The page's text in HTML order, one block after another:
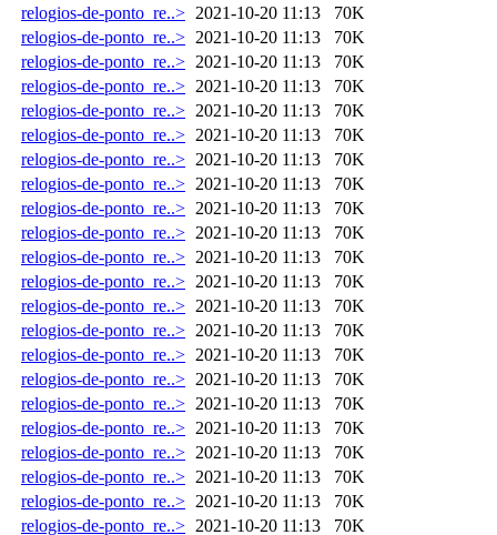
relogios-de-ponto_re..> 2021-10-20 11:13
70K
relogios-de-ponto_re..> 2021-10-20 11:13
70K
relogios-de-ponto_re..> 2021-10-20 11:13
70K
relogios-de-ponto_re..> 2021-10-20 11:13
70K
relogios-de-ponto_re..> 2021-10-20 11:13
70K
relogios-de-ponto_re..> 2021-10-20 11:13
70K
relogios-de-ponto_re..> 2021-10-20 11:13
70K
relogios-de-ponto_re..> 2021-10-20 11:13
70K
relogios-de-ponto_re..> 2021-10-20 11:13
70K
relogios-de-ponto_re..> 2021-10-20 11:13
70K
relogios-de-ponto_re..> 2021-10-20 11:13
70K
relogios-de-ponto_re..> 2021-10-20 11:13
70K
relogios-de-ponto_re..> 2021-10-20 11:13
70K
relogios-de-ponto_re..> 2021-10-20 11:13
70K
relogios-de-ponto_re..> 2021-10-20 11:13
70K
relogios-de-ponto_re..> 2021-10-20 11:13
70K
relogios-de-ponto_re..> 2021-10-20 11:13
70K
relogios-de-ponto_re..> 2021-10-20 11:13
70K
relogios-de-ponto_re..> 2021-10-20 11:13
70K
relogios-de-ponto_re..> 2021-10-20 11:13
70K
relogios-de-ponto_re..> 2021-10-20 11:13
70K
relogios-de-ponto_re..> 2021-10-20 11:13 70K